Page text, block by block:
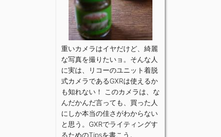
重いカメラはイヤだけど、綺麗
な写真を撮りたいョ。そんな人
に実は、リコーのユニット着脱
式カメラであるGXRは使えるか
も知れない！ このカメラは、な
んだかんだ言っても、買った人
にしか本当の佳さがわからない
と思う。GXRでライティングす
るためのTipsを書こう。